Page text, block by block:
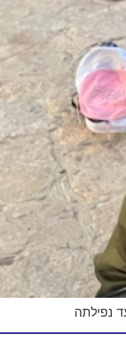
נפילתה